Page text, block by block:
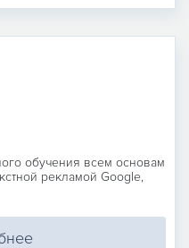
обучения всем основам
рекламой Google,